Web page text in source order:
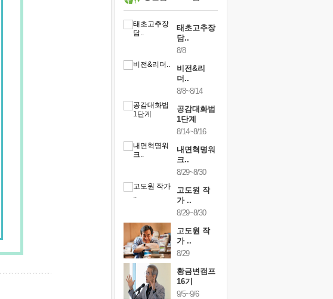
'모른다'는 것
태초고추장
담..
8/8
비전&리
더..
8/8~8/14
공감대화법
1단계
8/14~8/16
내면혁명워
크..
8/29~8/30
고도원 작
가 ..
8/29~8/30
고도원 작
가 ..
8/29
황금변캠프
16기
9/5~9/6